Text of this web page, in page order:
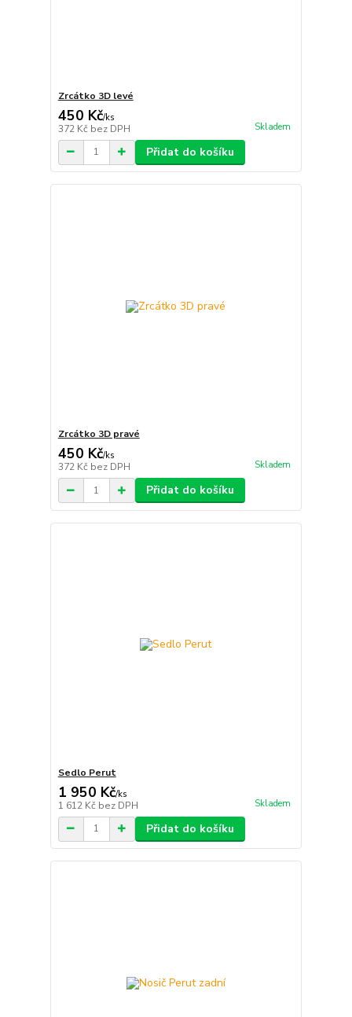
Zrcátko 3D levé
450 Kč/ks
372 Kč bez DPH Skladem
Přidat do košíku
Zrcátko 3D pravé
450 Kč/ks
372 Kč bez DPH Skladem
Přidat do košíku
Sedlo Perut
1 950 Kč/ks
1 612 Kč bez DPH Skladem
Přidat do košíku